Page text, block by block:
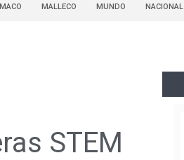
MALLECO MUNDO NACIONAL
STEM